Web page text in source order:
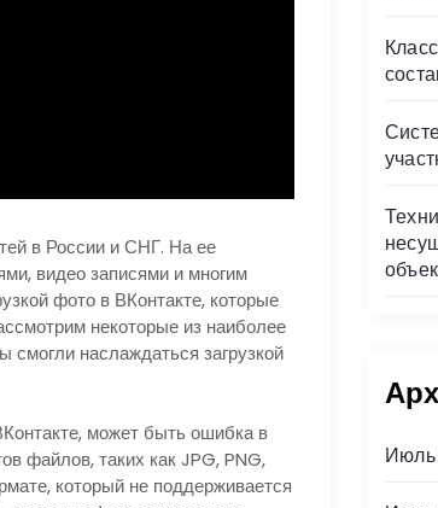
в России и СНГ. На ее
видео записями и многим
фото в ВКонтакте, которые
некоторые из наиболее
наслаждаться загрузкой
может быть ошибка в
файлов, таких как JPG, PNG,
который не поддерживается